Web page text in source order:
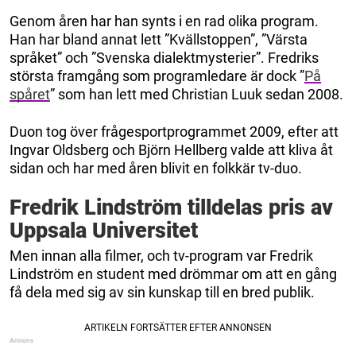
Genom åren har han synts i en rad olika program.
Han har bland annat lett ”Kvällstoppen”, ”Värsta
språket” och ”Svenska dialektmysterier”. Fredriks
största framgång som programledare är dock ”På
spåret” som han lett med Christian Luuk sedan 2008.
Duon tog över frågesportprogrammet 2009, efter att
Ingvar Oldsberg och Björn Hellberg valde att kliva åt
sidan och har med åren blivit en folkkär tv-duo.
Fredrik Lindström tilldelas pris av
Uppsala Universitet
Men innan alla filmer, och tv-program var Fredrik
Lindström en student med drömmar om att en gång
få dela med sig av sin kunskap till en bred publik.